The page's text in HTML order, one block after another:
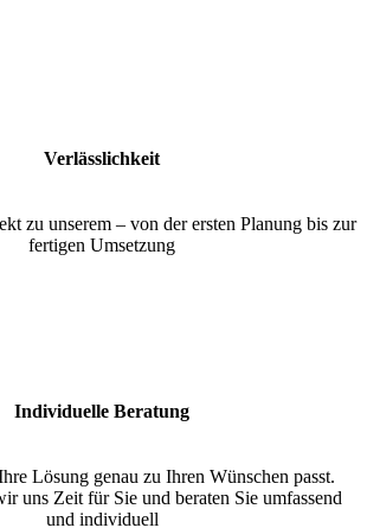
Verlässlichkeit
zu unserem – von der ersten Planung bis zur
fertigen Umsetzung
Individuelle Beratung
Lösung genau zu Ihren Wünschen passt.
uns Zeit für Sie und beraten Sie umfassend
und individuell